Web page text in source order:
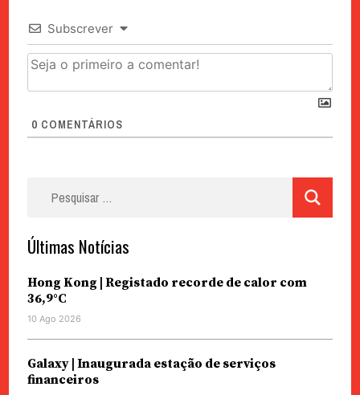
Subscrever
0 COMENTÁRIOS
Últimas Notícias
Hong Kong | Registado recorde de calor com
36,9°C
10 Ago 2026
Galaxy | Inaugurada estação de serviços
financeiros